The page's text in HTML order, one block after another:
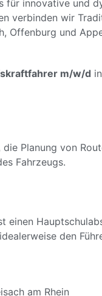
innovative und
verbinden wir
Offenburg und
m/w/d
Planung von
Fahrzeugs.
einen
den
am Rhein